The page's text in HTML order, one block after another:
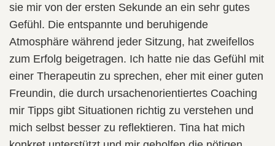
sie mir von der ersten Sekunde an ein sehr gutes
Gefühl. Die entspannte und beruhigende
Atmosphäre während jeder Sitzung, hat zweifellos
zum Erfolg beigetragen. Ich hatte nie das Gefühl mit
einer Therapeutin zu sprechen, eher mit einer guten
Freundin, die durch ursachenorientiertes Coaching
mir Tipps gibt Situationen richtig zu verstehen und
mich selbst besser zu reflektieren. Tina hat mich